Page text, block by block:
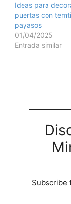
Ideas para
puertas con
payasos
01/04/2025
Entrada similar
Subscribe